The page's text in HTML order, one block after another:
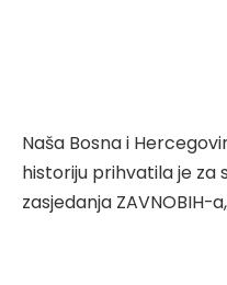
Naša Bosna i
historiju prihvatila je za
zasjedanja ZAVNOBIH-a,